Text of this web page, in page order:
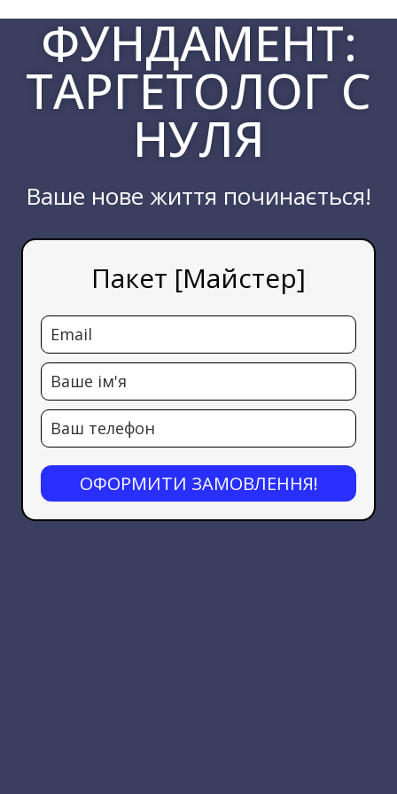
содержимому
ФУНДАМЕНТ:
ТАРГЕТОЛОГ С
НУЛЯ
Ваше нове життя починається!
Пакет [Майстер]
ОФОРМИТИ ЗАМОВЛЕННЯ!